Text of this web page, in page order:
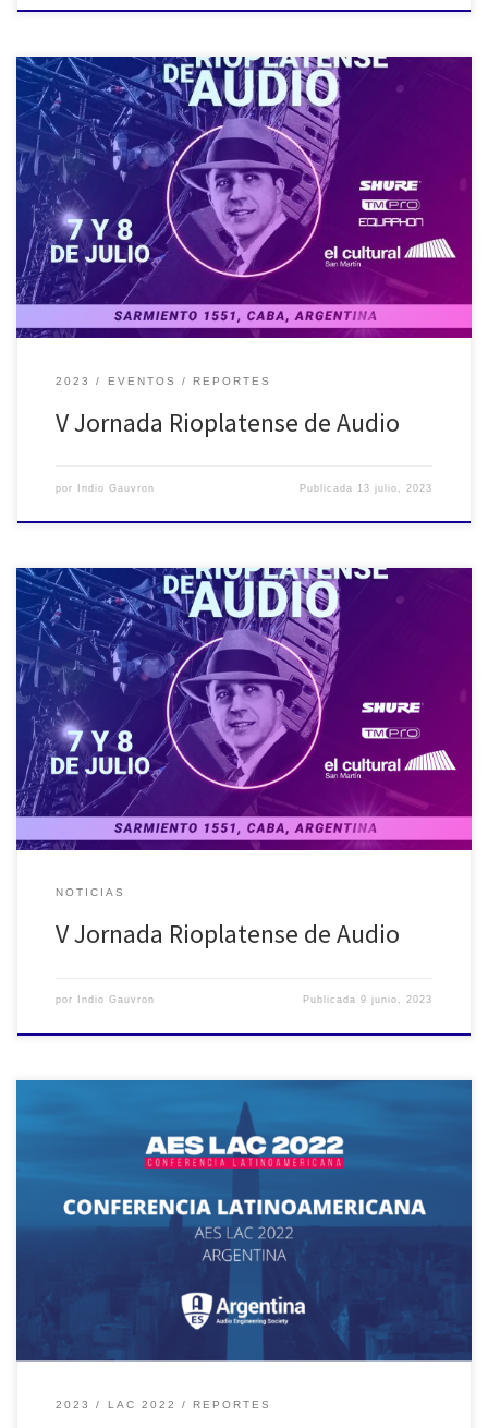
Las Jornadas Rioplatenses de Audio nacieron como una respuesta
a la necesidad de intercambio de conocimientos y divulgación
científica de todos los profesionales y estudiantes que se
encuentran en ambos lados del Rio de La Plata. Con un claro
guiño a la hazaña realizada en el año 1912 (y a […]
2023 EVENTOS REPORTES
V Jornada Rioplatense de Audio
por Indio Gauvron Publicada 13 julio, 2023
¡Se acerca la V Jornada Rioplatense de Audio! Los días viernes 7 y
sábado 8 de julio se llevará a cabo la quinta edición de este
importante evento. En esta ocasión, Argentina será el país anfitrión
y el Centro Cultural San Martín en la Ciudad Autónoma de Buenos
Aires será […]
NOTICIAS
V Jornada Rioplatense de Audio
por Indio Gauvron Publicada9 junio, 2023
última AES LAC 2022. Conferencia por la cual pasaron disertantes
nacionales y extranjeros cubriendo una paleta magistral en
tamaño y esencia de temas y soluciones a los grandes desafíos de
ingeniería; la convocatoria de papers fue uno de los […]
2023 LAC 2022 REPORTES